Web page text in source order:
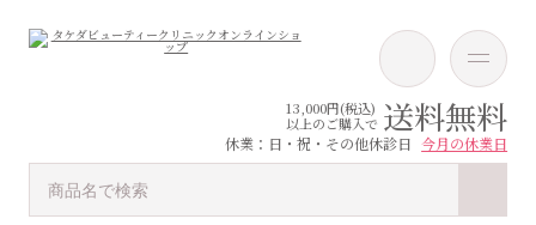
13,000円(税込)
以上のご購入で 送料無料
休業：日・祝・その他休診日 今月の休業日